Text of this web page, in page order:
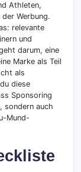
Athleten,
Werbung.
relevante
und
darum, eine
Marke als Teil
als
diese
Sponsoring
sondern auch
Mund-